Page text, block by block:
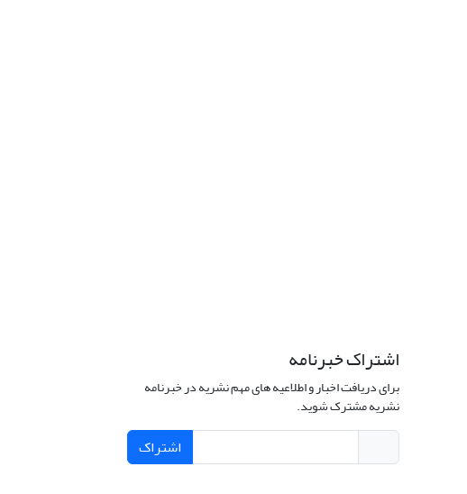
اشتراک خبرنامه
برای دریافت اخبار و اطلاعیه های مهم نشریه در خبرنامه
نشریه مشترک شوید.
اشتراک